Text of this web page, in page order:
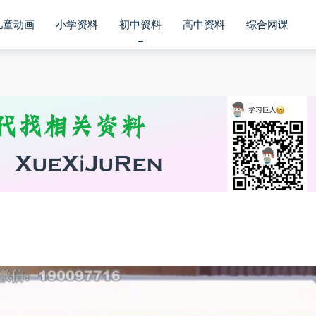
童动画 小学资料 初中资料 高中资料 综合网课